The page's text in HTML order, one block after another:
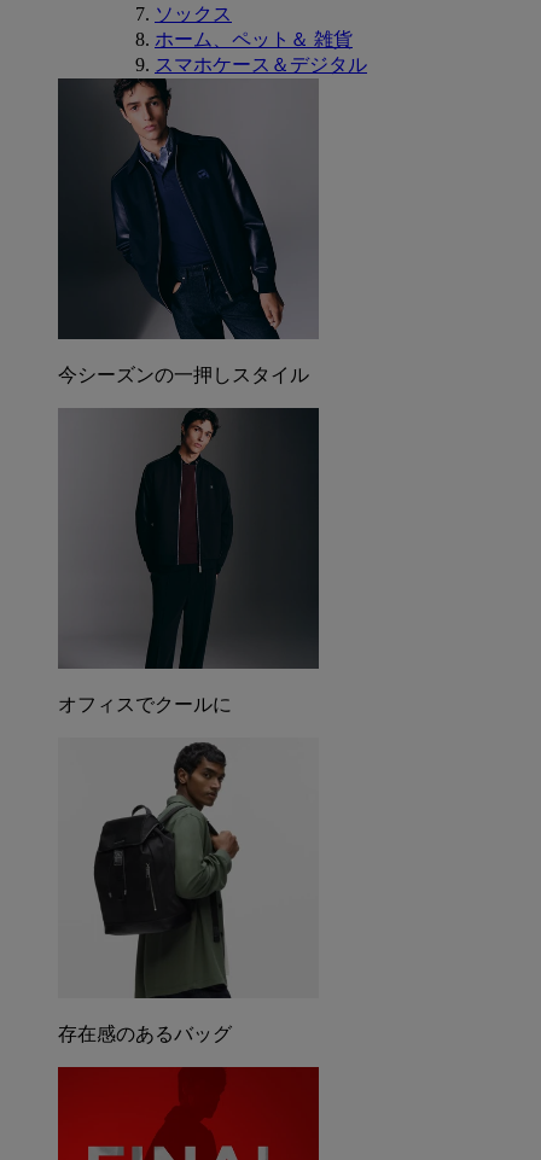
ソックス
ホーム、ペット＆ 雑貨
スマホケース＆デジタル
今シーズンの一押しスタイル
オフィスでクールに
存在感のあるバッグ